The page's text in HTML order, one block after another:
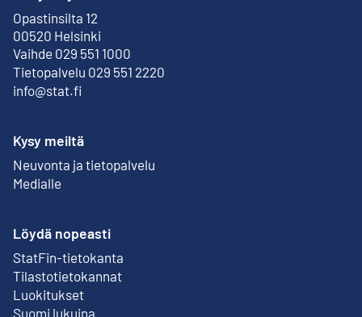
Opastinsilta 12
00520 Helsinki
Ulkoinen linkki
Vaihde 029 551 1000
Tietopalvelu 029 551 2220
info@stat.fi
Kysy meiltä
Neuvonta ja tietopalvelu
Medialle
Löydä nopeasti
StatFin-tietokanta
Ulkoinen linkki
Tilastotietokannat
Luokitukset
Suomi lukuina